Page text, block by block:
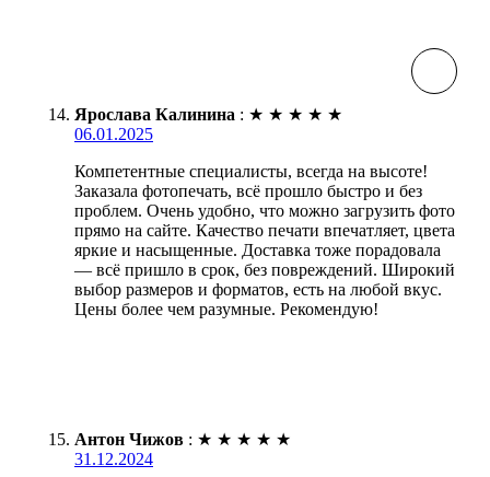
Ярослава Калинина : ★ ★ ★ ★ ★
06.01.2025
Компетентные специалисты, всегда на высоте!
Заказала фотопечать, всё прошло быстро и без
проблем. Очень удобно, что можно загрузить фото
прямо на сайте. Качество печати впечатляет, цвета
яркие и насыщенные. Доставка тоже порадовала
— всё пришло в срок, без повреждений. Широкий
выбор размеров и форматов, есть на любой вкус.
Цены более чем разумные. Рекомендую!
Антон Чижов : ★ ★ ★ ★ ★
31.12.2024